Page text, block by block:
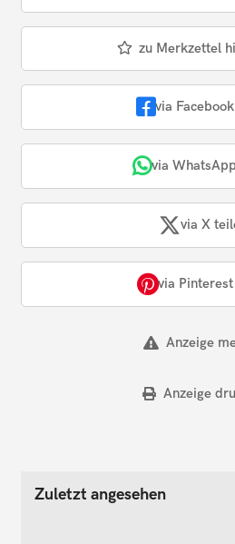
zu Merkzettel
via
via
via X
via
Anzeige
Anzeige
Zuletzt angesehen